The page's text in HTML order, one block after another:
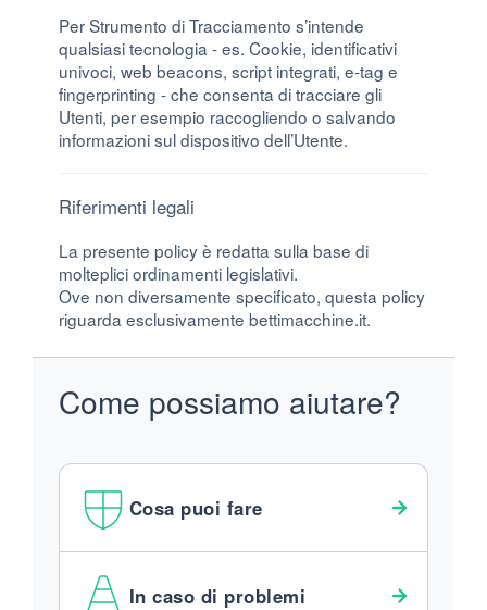
Per Strumento di Tracciamento s’intende
qualsiasi tecnologia - es. Cookie, identificativi
univoci, web beacons, script integrati, e-tag e
fingerprinting - che consenta di tracciare gli
Utenti, per esempio raccogliendo o salvando
informazioni sul dispositivo dell’Utente.
Riferimenti legali
La presente policy è redatta sulla base di
molteplici ordinamenti legislativi.
Ove non diversamente specificato, questa policy
riguarda esclusivamente bettimacchine.it.
Come possiamo aiutare?
Cosa puoi fare
In caso di problemi